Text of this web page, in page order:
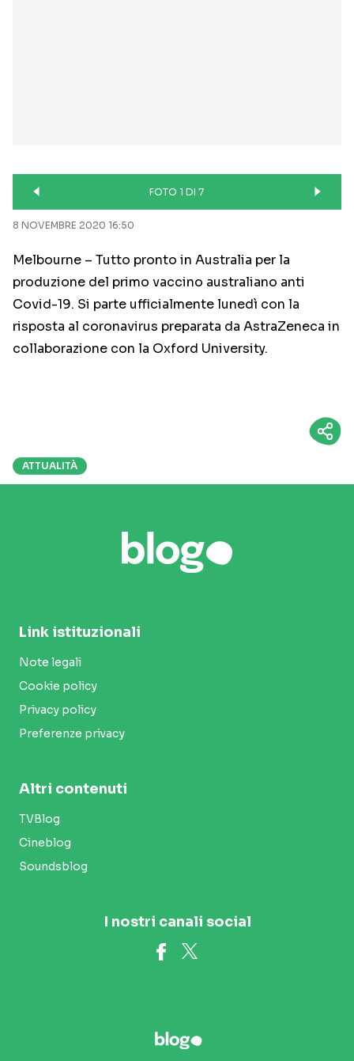
FOTO 1 DI 7
8 NOVEMBRE 2020 16:50
Melbourne – Tutto pronto in Australia per la
produzione del primo vaccino australiano anti
Covid-19. Si parte ufficialmente lunedì con la
risposta al coronavirus preparata da AstraZeneca in
collaborazione con la Oxford University.
ATTUALITÀ
Link istituzionali
Note legali
Cookie policy
Privacy policy
Preferenze privacy
Altri contenuti
TVBlog
Cineblog
Soundsblog
I nostri canali social